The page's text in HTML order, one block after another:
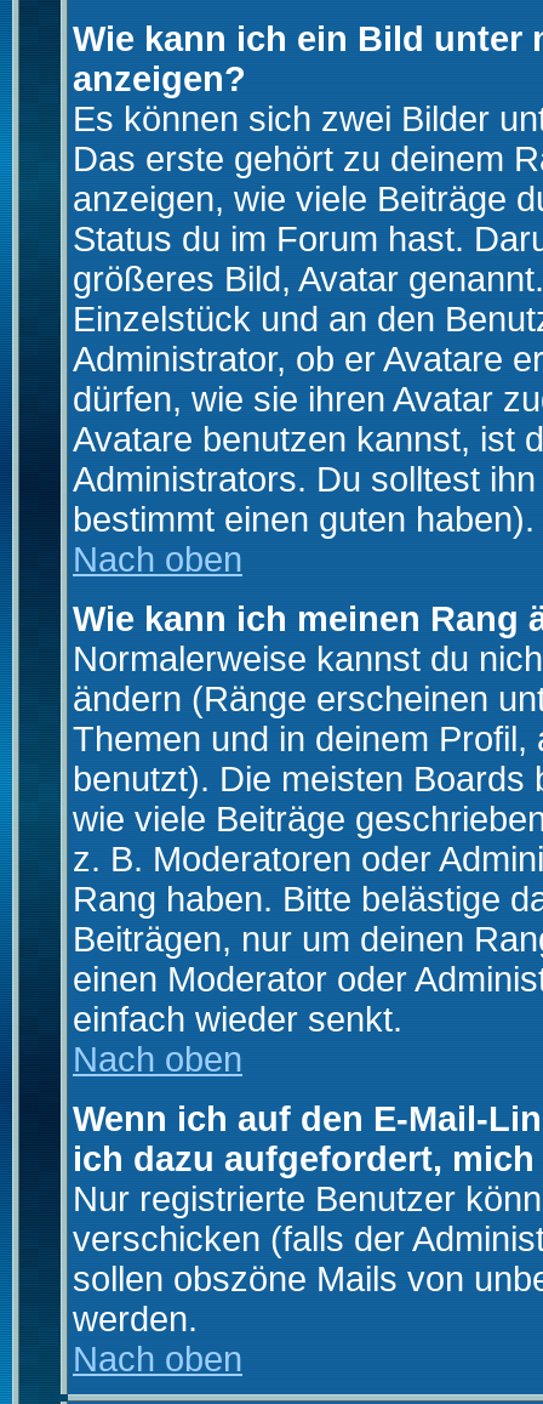
Wie kann ich ein Bild unter
anzeigen?
Es können sich zwei Bilder
Das erste gehört zu deinem
anzeigen, wie viele Beiträge
Status du im Forum hast.
größeres Bild, Avatar
Einzelstück und an den
Administrator, ob er Avatare
dürfen, wie sie ihren Avatar
Avatare benutzen kannst, ist
Administrators. Du solltest
bestimmt einen guten haben).
Nach oben
Wie kann ich meinen Rang
Normalerweise kannst du
ändern (Ränge erscheinen
Themen und in deinem
benutzt). Die meisten
wie viele Beiträge
z. B. Moderatoren oder
Rang haben. Bitte belästige
Beiträgen, nur um deinen
einen Moderator oder
einfach wieder senkt.
Nach oben
Wenn ich auf den E-Mail-
ich dazu aufgefordert,
Nur registrierte Benutzer
verschicken (falls der
sollen obszöne Mails von
werden.
Nach oben